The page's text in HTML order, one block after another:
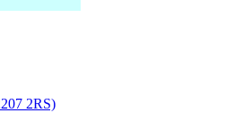
2RS)